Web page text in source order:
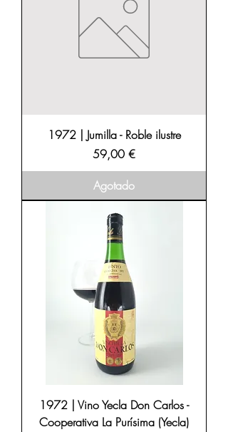
1972 | Jumilla - Roble ilustre
Precio
59,00 €
Agotado
1972 | Vino Yecla Don Carlos -
Cooperativa La Purísima (Yecla)